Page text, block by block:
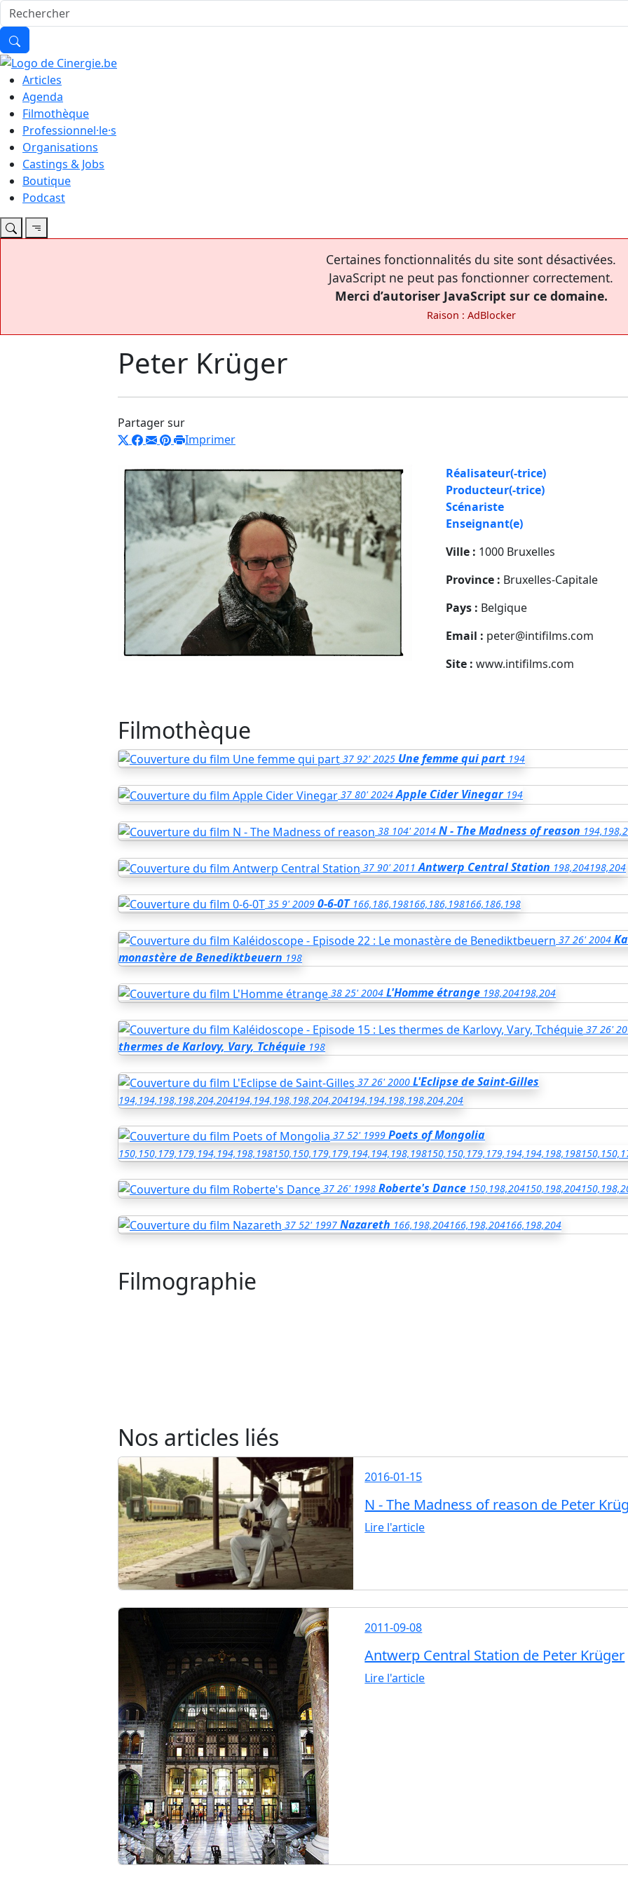
Articles
Agenda
Filmothèque
Professionnel·le·s
Organisations
Castings & Jobs
Boutique
Podcast
Certaines fonctionnalités du site sont désactivées.
JavaScript ne peut pas fonctionner correctement.
Merci d’autoriser JavaScript sur ce domaine.
Raison : AdBlocker
Peter Krüger
Partager sur
Imprimer
Réalisateur(-trice)
Producteur(-trice)
Scénariste
Enseignant(e)
Ville : 1000 Bruxelles
Province : Bruxelles-Capitale
Pays : Belgique
Email : peter@intifilms.com
Site : www.intifilms.com
Filmothèque
37 92' 2025 Une femme qui part 194
37 80' 2024 Apple Cider Vinegar 194
38 104' 2014 N - The Madness of reason
37 90' 2011 Antwerp Central Station 198,204198,204
35 9' 2009 0-6-0T 166,186,198166,186,198166,186,198
37 26' 2004
monastère de Benediktbeuern 198
38 25' 2004 L'Homme étrange 198,204198,204
37 26'
thermes de Karlovy, Vary, Tchéquie 198
37 26' 2000 L'Eclipse de Saint-Gilles
194,194,198,198,204,204194,194,198,198,204,204194,194,198,198,204,204
37 52' 1999 Poets of Mongolia
150,150,179,179,194,194,198,198150,150,179,179,194,194,198,198150,150,179,179,194,194,198,198
37 26' 1998 Roberte's Dance 150,198,204150,198,204
37 52' 1997 Nazareth 166,198,204166,198,204166,198,204
Filmographie
Nos articles liés
2016-01-15
N - The Madness of reason de Peter
Lire l'article
2011-09-08
Antwerp Central Station de Peter Krüger
Lire l'article